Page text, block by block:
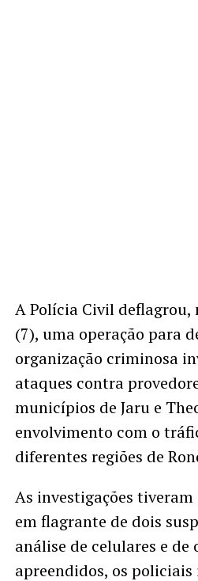
A Polícia Civil deflagrou,
(7), uma operação para
organização criminosa
ataques contra
municípios de Jaru e
envolvimento com o
diferentes regiões de
As investigações
em flagrante de dois
análise de celulares e
apreendidos, os